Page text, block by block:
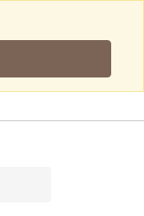
Контакти